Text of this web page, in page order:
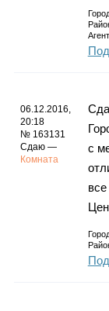
06.12.2016,
20:18
№ 163131
Сдаю —
Комната
с